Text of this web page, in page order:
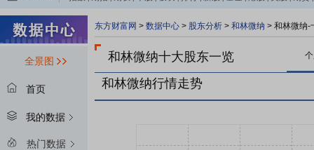
全景图
首页
我的数据
热门数据
东方财富网 > 数据中心 > 股东分析 > 和林微纳 > 和林微纳-
和林微纳十大股东一览
和林微纳行情走势